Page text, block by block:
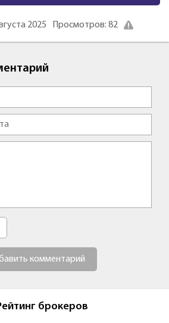
2025 Просмотров: 82
комментарий
брокеров